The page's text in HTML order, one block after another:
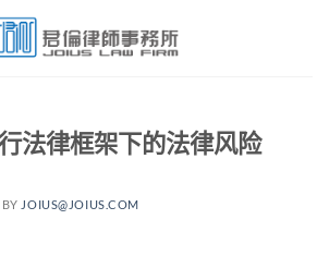
法律框架下的法律风险
BY JOIUS@JOIUS.COM